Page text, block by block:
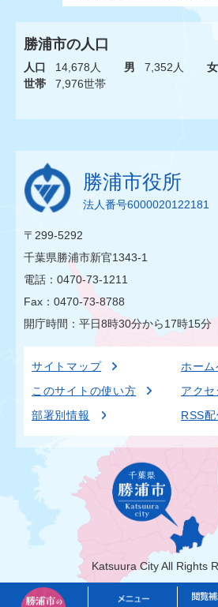
勝浦市の人口
人口 14,678人 男 7,352人 女
世帯
7,976世帯
勝浦市役所
法人番号6000020122181
〒299-5292
千葉県勝浦市新官1343-1
電話：0470-73-1211
Fax：0470-73-8788
開庁時間：平日8時30分から17時15分
サイトマップ
ホー
このサイトの使い方
アクセ
部署別情報
RSS
Katsuura City All Rights